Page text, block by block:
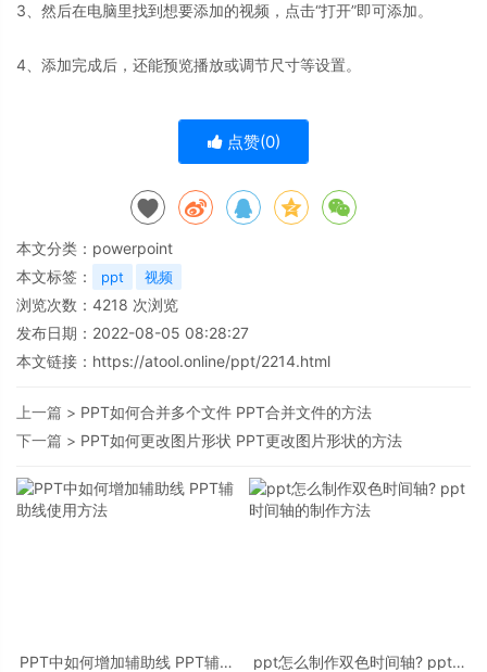
3、然后在电脑里找到想要添加的视频，点击“打开”即可添加。
4、添加完成后，还能预览播放或调节尺寸等设置。
点赞(0)
本文分类： powerpoint
本文标签：
ppt 视频
浏览次数： 4218 次浏览
发布日期：2022-08-05 08:28:27
本文链接： https://atool.online/ppt/2214.html
上一篇 > PPT如何合并多个文件 PPT合并文件的方法
下一篇 > PPT如何更改图片形状 PPT更改图片形状的方法
PPT中如何增加辅助线 PPT辅助
ppt怎么制作双色时间轴? ppt时